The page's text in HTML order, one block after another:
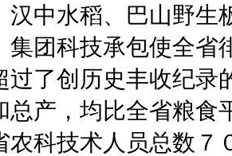
汉中水稻、巴山野生
集团科技承包使全省
过了创历史丰收纪录
总产，均比全省粮食
农科技术人员总数７